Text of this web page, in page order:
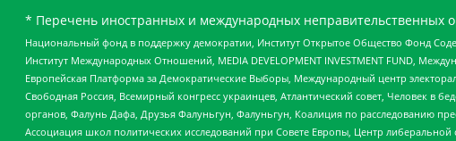
* Перечень иностранных и международных неправительственных
Национальный фонд в поддержку демократии, Институт Открытое Общество Фонд
Институт Международных Отношений, MEDIA DEVELOPMENT INVESTMENT FUND,
Европейская Платформа за Демократические Выборы, Международный центр
Свободная Россия, Всемирный конгресс украинцев, Атлантический совет, Человек в
органов, Фалунь Дафа, Друзья Фалуньгун, Фалуньгун, Коалиция по расследованию
Ассоциация школ политических исследований при Совете Европы, Центр